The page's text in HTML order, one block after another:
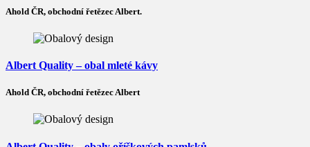
Ahold ČR, obchodní řetězec Albert.
Albert Quality – obal mleté kávy
Ahold ČR, obchodní řetězec Albert